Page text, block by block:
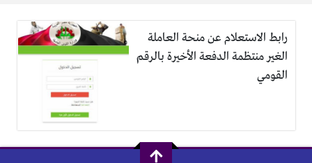
رابط الاستعلام عن منحة العاملة
الغير منتظمة الدفعة الأخيرة بالرقم
القومي